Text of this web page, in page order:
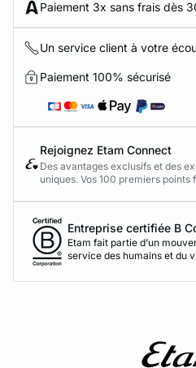
Paiement 3x sans frais dès
Un service client à votre
Paiement 100% sécurisé
Rejoignez Etam Connect
Des avantages exclusifs et des
uniques. Vos 100 premiers points
Entreprise certifiée B
Etam fait partie d’un
service des humains et du